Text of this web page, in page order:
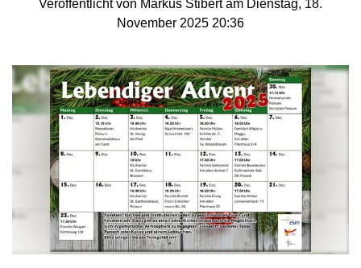
Veröffentlicht von Markus Stibert am Dienstag, 18.
November 2025 20:36